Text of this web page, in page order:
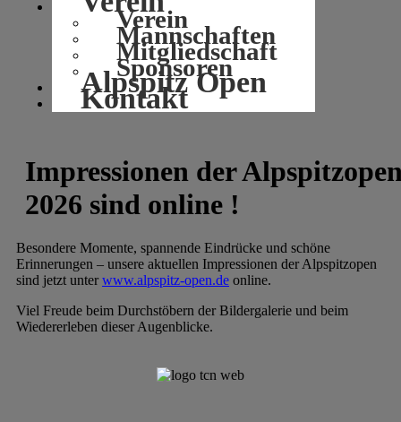
Verein
Mannschaften
Mitgliedschaft
Sponsoren
Alpspitz Open
Kontakt
Impressionen der
2026 sind online !
Besondere Momente, spannende Eindrücke und schöne
Erinnerungen – unsere aktuellen Impressionen der Alpspitzopen
sind jetzt unter www.alpspitz-open.de online.
Viel Freude beim Durchstöbern der Bildergalerie und beim
Wiedererleben dieser Augenblicke.